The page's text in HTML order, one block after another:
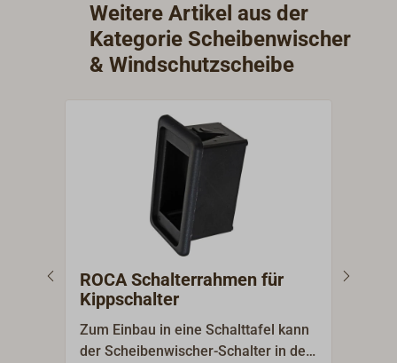
Weitere Artikel aus der
Kategorie Scheibenwischer
& Windschutzscheibe
ROCA Schalterrahmen für
Kippschalter
Zum Einbau in eine Schalttafel kann
der Scheibenwischer-Schalter in den